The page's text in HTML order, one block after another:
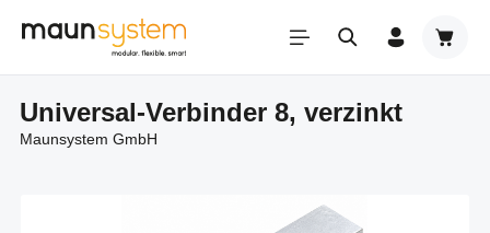
Zum Hauptinhalt springen
Universal-Verbinder 8, verzinkt
Maunsystem GmbH